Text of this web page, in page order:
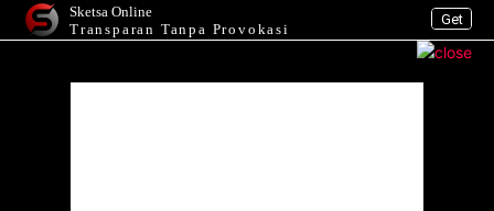
Get
Sketsa Online
Transparan Tanpa Provokasi